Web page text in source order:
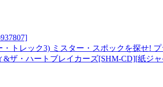
トレック3) ミスター・スポックを探せ!
ザ・ハートブレイカーズ[SHM-CD][紙ジャ